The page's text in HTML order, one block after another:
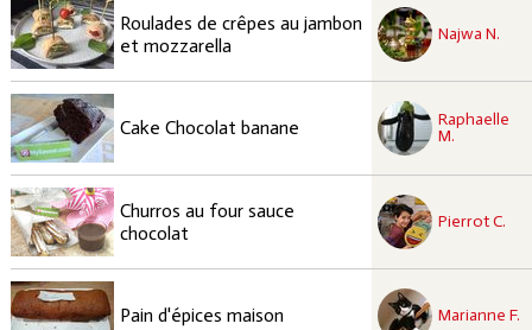
Roulades de crêpes au jambon
et mozzarella
Najwa N.
recette à tester
Cake Chocolat banane
Raphaelle
M.
recette à tester
Churros au four sauce
chocolat
Pierrot C.
recette à tester
Pain d'épices maison Marianne F.
recette à tester